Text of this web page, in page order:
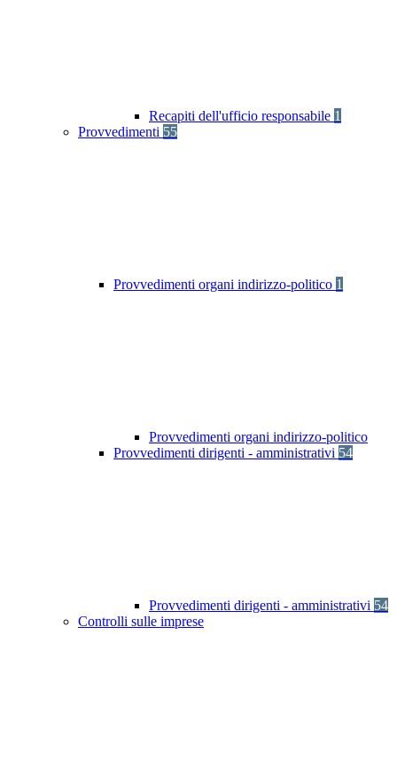
Recapiti dell'ufficio responsabile 1
Provvedimenti 55
Provvedimenti organi indirizzo-politico 1
Provvedimenti organi indirizzo-politico
Provvedimenti dirigenti - amministrativi 54
Provvedimenti dirigenti - amministrativi 54
Controlli sulle imprese